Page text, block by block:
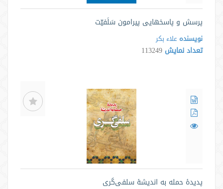
پرسش و پاسخهایی پیرامون سَلَفیّت
نویسنده علاء بکر
تعداد نمایش 113249
پدیدۀ حمله به اندیشۀ سلفی‌گری